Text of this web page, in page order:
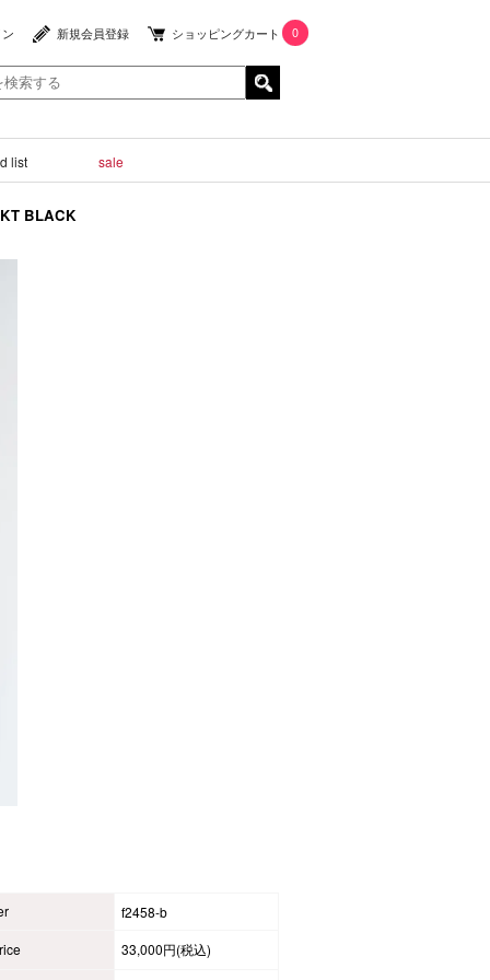
新規会員登録 ショッピングカート 0
list sale
BLACK
f2458-b
33,000円(税込)